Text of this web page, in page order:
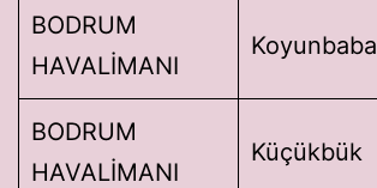
BODRUM
HAVALİMANI
Koyunbaba
BODRUM
HAVALİMANI
Küçükbük